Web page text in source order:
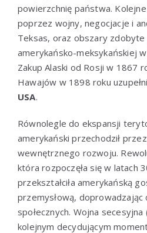
powierzchnię państwa.
poprzez wojny, negocjacje i
Teksas, oraz obszary
amerykańsko-meksykańskiej
Zakup Alaski od Rosji w 1867
Hawajów w 1898 roku
USA.
Równolegle do ekspansji
amerykański przechodził
wewnętrznego rozwoju.
która rozpoczęła się w latach
przekształciła amerykańską
przemysłową, doprowadzając
społecznych. Wojna
kolejnym decydującym